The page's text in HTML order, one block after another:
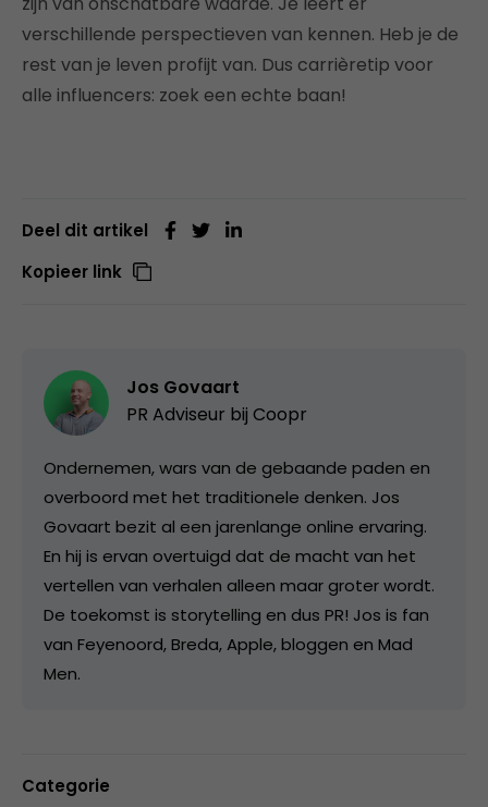
verschillende perspectieven van kennen. Heb je de
rest van je leven profijt van. Dus carrièretip voor
alle influencers: zoek een echte baan!
Deel dit artikel
Kopieer link
Jos Govaart
PR Adviseur bij Coopr
Ondernemen, wars van de gebaande paden en
overboord met het traditionele denken. Jos
Govaart bezit al een jarenlange online ervaring.
En hij is ervan overtuigd dat de macht van het
vertellen van verhalen alleen maar groter wordt.
De toekomst is storytelling en dus PR! Jos is fan
van Feyenoord, Breda, Apple, bloggen en Mad
Men.
Categorie